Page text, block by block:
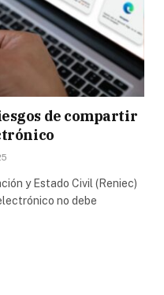
de compartir
y Estado Civil (Reniec)
no debe